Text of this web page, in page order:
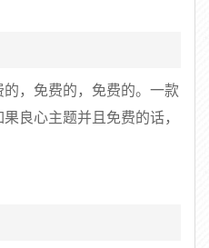
，免费的，免费的。一款
良心主题并且免费的话，